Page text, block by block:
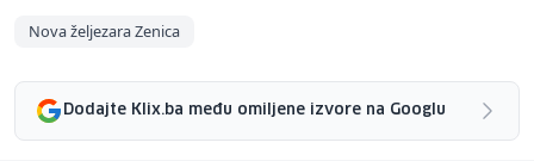
Nova željezara Zenica
Dodajte Klix.ba među omiljene izvore na Googlu